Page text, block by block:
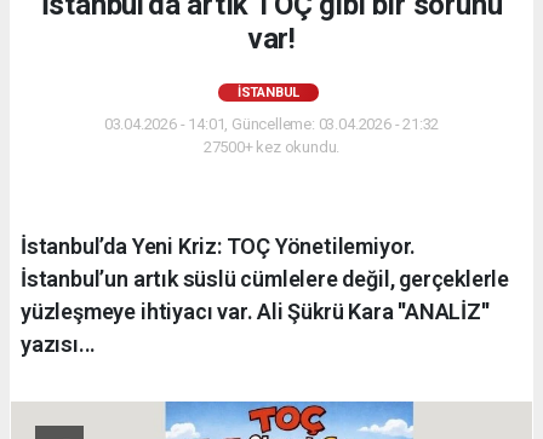
var!
İSTANBUL
03.04.2026 - 14:01, Güncelleme: 03.04.2026 - 21:32
27500+ kez okundu.
İstanbul’da Yeni Kriz: TOÇ Yönetilemiyor.
İstanbul’un artık süslü cümlelere değil, gerçeklerle
yüzleşmeye ihtiyacı var. Ali Şükrü Kara ''ANALİZ''
yazısı...